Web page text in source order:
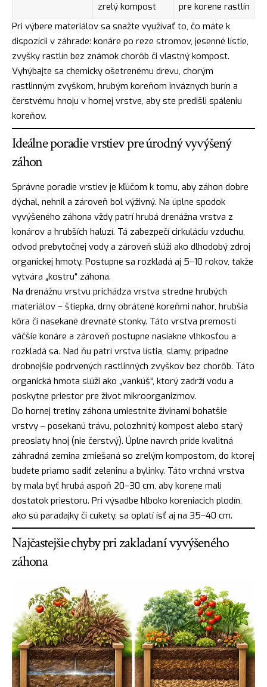
zrelý kompost
pre korene rastlín
Pri výbere materiálov sa snažte využívať to, čo máte k
dispozícii v záhrade: konáre po reze stromov, jesenné lístie,
zvyšky rastlín bez známok chorôb či vlastný kompost.
Vyhýbajte sa chemicky ošetrenému drevu, chorým
rastlinným zvyškom, hrubým koreňom inváznych burín a
čerstvému hnoju v hornej vrstve, aby ste predišli spáleniu
koreňov.
Ideálne poradie vrstiev pre úrodný vyvýšený
záhon
Správne poradie vrstiev je kľúčom k tomu, aby záhon dobre
dýchal, nehnil a zároveň bol výživný. Na úplne spodok
vyvýšeného záhona vždy patrí hrubá drenážna vrstva z
konárov a hrubších haluzí. Tá zabezpečí cirkuláciu vzduchu,
odvod prebytočnej vody a zároveň slúži ako dlhodobý zdroj
organickej hmoty. Postupne sa rozkladá aj 5–10 rokov, takže
vytvára „kostru“ záhona.
Na drenážnu vrstvu prichádza vrstva stredne hrubých
materiálov – štiepka, drny obrátené koreňmi nahor, hrubšia
kôra či nasekané drevnaté stonky. Táto vrstva premostí
väčšie konáre a zároveň postupne nasiakne vlhkosťou a
rozkladá sa. Nad ňu patrí vrstva lístia, slamy, prípadne
drobnejšie podrvených rastlinných zvyškov bez chorôb. Táto
organická hmota slúži ako „vankúš“, ktorý zadrží vodu a
poskytne priestor pre život mikroorganizmov.
Do hornej tretiny záhona umiestnite živinami bohatšie
vrstvy – posekanú trávu, polozhnitý kompost alebo starý
preosiaty hnoj (nie čerstvý). Úplne navrch príde kvalitná
záhradná zemina zmiešaná so zrelým kompostom, do ktorej
budete priamo sadiť zeleninu a bylinky. Táto vrchná vrstva
by mala byť hrubá aspoň 20–30 cm, aby korene mali
dostatok priestoru. Pri výsadbe hlboko koreniacich plodín,
ako sú paradajky či cukety, sa oplatí ísť aj na 35–40 cm.
Najčastejšie chyby pri zakladaní vyvýšeného
záhona